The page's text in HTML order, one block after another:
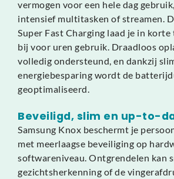
vermogen voor een hele dag
intensief multitasken of streamen.
Super Fast Charging laad je in
bij voor uren gebruik. Draadloos
volledig ondersteund, en dankzij
energiebesparing wordt de
geoptimaliseerd.
Beveiligd, slim en up-to-
Samsung Knox beschermt je
met meerlaagse beveiliging op
softwareniveau. Ontgrendelen kan
gezichtsherkenning of de